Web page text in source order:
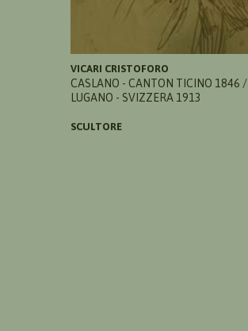
VICARI CRISTOFORO
CASLANO - CANTON TICINO 1846 /
LUGANO - SVIZZERA 1913
SCULTORE